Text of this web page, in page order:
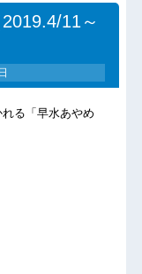
11～
る「早水あやめ